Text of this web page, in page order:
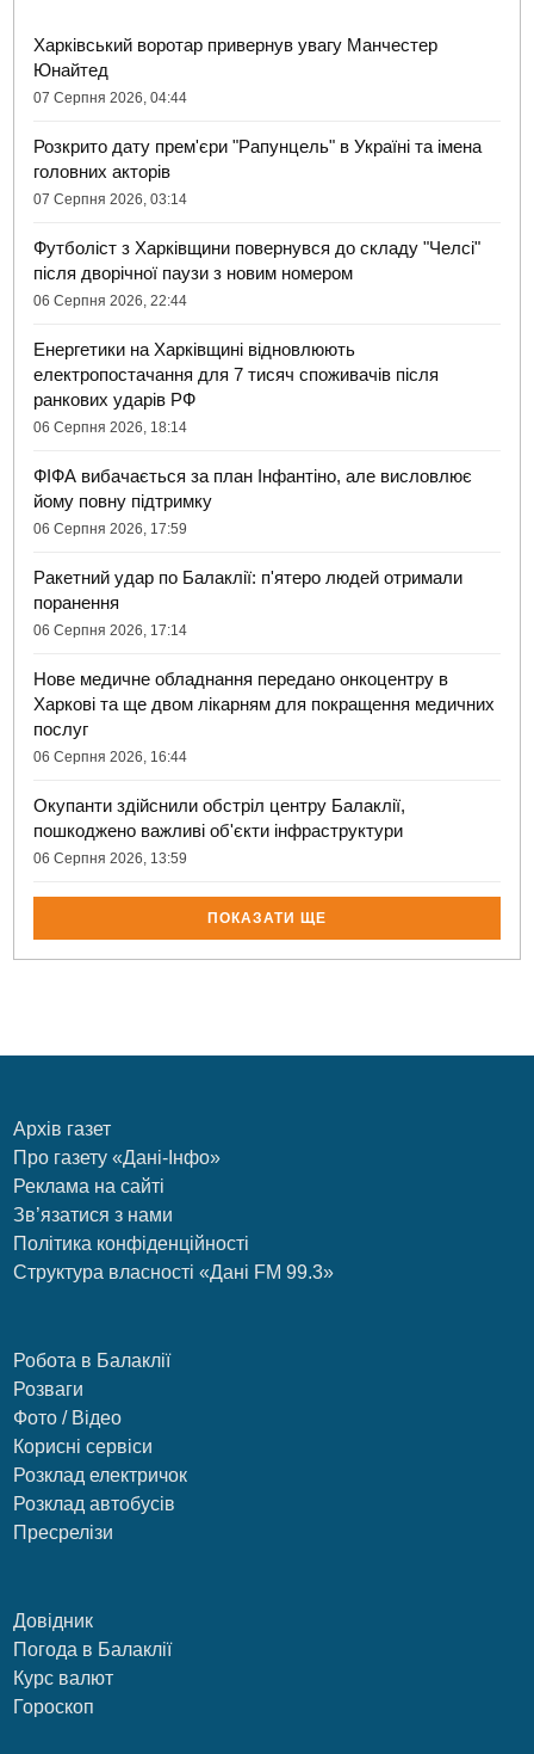
Харківський воротар привернув увагу Манчестер
Юнайтед
07 Серпня 2026, 04:44
Розкрито дату прем'єри "Рапунцель" в Україні та імена
головних акторів
07 Серпня 2026, 03:14
Футболіст з Харківщини повернувся до складу "Челсі"
після дворічної паузи з новим номером
06 Серпня 2026, 22:44
Енергетики на Харківщині відновлюють
електропостачання для 7 тисяч споживачів після
ранкових ударів РФ
06 Серпня 2026, 18:14
ФІФА вибачається за план Інфантіно, але висловлює
йому повну підтримку
06 Серпня 2026, 17:59
Ракетний удар по Балаклії: п'ятеро людей отримали
поранення
06 Серпня 2026, 17:14
Нове медичне обладнання передано онкоцентру в
Харкові та ще двом лікарням для покращення медичних
послуг
06 Серпня 2026, 16:44
Окупанти здійснили обстріл центру Балаклії,
пошкоджено важливі об'єкти інфраструктури
06 Серпня 2026, 13:59
ПОКАЗАТИ ЩЕ
Архів газет
Про газету «Дані-Інфо»
Реклама на сайті
Зв’язатися з нами
Політика конфіденційності
Структура власності «Дані FM 99.3»
Робота в Балаклії
Розваги
Фото / Відео
Корисні сервіси
Розклад електричок
Розклад автобусів
Пресрелізи
Довідник
Погода в Балаклії
Курс валют
Гороскоп